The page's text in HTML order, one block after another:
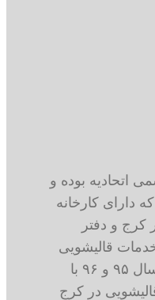
اتحادیه بوده و
دارای کارخانه
و دفتر
خدمات قالیشویی
کرج می باشد، این مجموعه در سال ۹۵ و ۹۶ با
در کرج